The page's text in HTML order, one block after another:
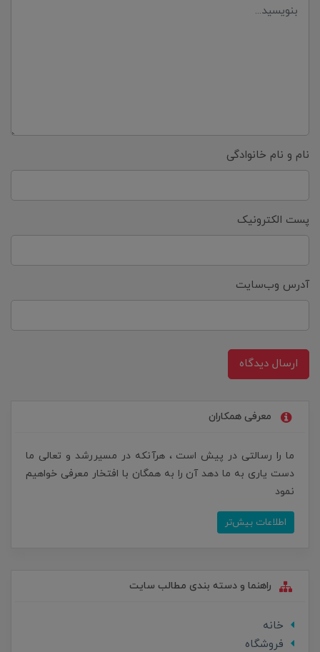
نام و نام خانوادگی
پست الکترونیک
آدرس وب‌سایت
ارسال دیدگاه
معرفی همکاران
ما را رسالتی در پیش است ، هرآنکه در مسیررشد و تعالی ما
دست یاری به ما دهد آن را به همگان با افتخار معرفی خواهیم
نمود
اطلاعات بیش‌تر
راهنما و دسته بندی مطالب سایت
خانه
فروشگاه